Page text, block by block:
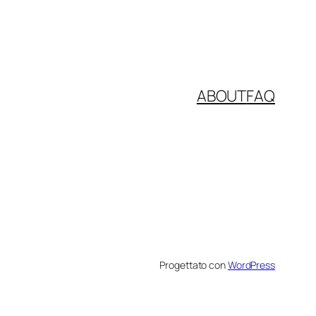
ABOUTFAQ
Progettato conWordPress